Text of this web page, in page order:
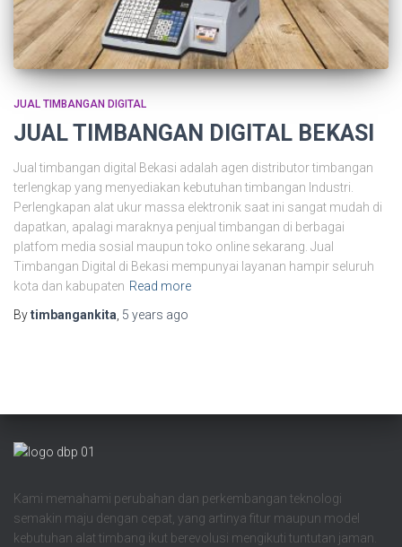
JUAL TIMBANGAN DIGITAL
JUAL TIMBANGAN DIGITAL BEKASI
Jual timbangan digital Bekasi adalah agen distributor timbangan
terlengkap yang menyediakan kebutuhan timbangan Industri.
Perlengkapan alat ukur massa elektronik saat ini sangat mudah di
dapatkan, apalagi maraknya penjual timbangan di berbagai
platfom media sosial maupun toko online sekarang. Jual
Timbangan Digital di Bekasi mempunyai layanan hampir seluruh
kota dan kabupaten Read more
Bytimbangankita 5 years ago
Kami memahami perubahan dan perkembangan teknologi
semakin maju dengan cepat, yang artinya fitur maupun model
kebutuhan alat timbang ikut berevolusi mengikuti tuntutan jaman.